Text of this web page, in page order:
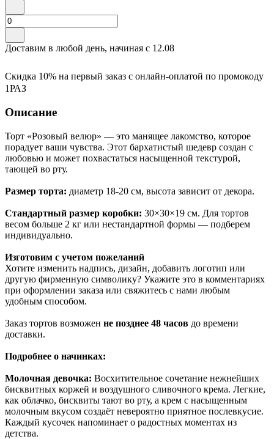
Доставим в любой день, начиная с 12.08
Скидка 10% на первый заказ с онлайн-оплатой по промокоду
1РАЗ
Описание
Торт «Розовый велюр» — это манящее лакомство, которое
порадует ваши чувства. Этот бархатистый шедевр создан с
любовью и может похвастаться насыщенной текстурой,
тающей во рту.
Размер торта: диаметр 18-20 см, высота зависит от декора.
Стандартный размер коробки: 30×30×19 см. Для тортов
весом больше 2 кг или нестандартной формы — подберем
индивидуально.
Изготовим с учетом пожеланий
Хотите изменить надпись, дизайн, добавить логотип или
другую фирменную символику? Укажите это в комментариях
при оформлении заказа или свяжитесь с нами любым
удобным способом.
Заказ тортов возможен не позднее 48 часов до времени
доставки.
Подробнее о начинках:
Молочная девочка: Восхитительное сочетание нежнейших
бисквитных коржей и воздушного сливочного крема. Легкие,
как облачко, бисквиты тают во рту, а крем с насыщенным
молочным вкусом создаёт невероятно приятное послевкусие.
Каждый кусочек напоминает о радостных моментах из
детства.